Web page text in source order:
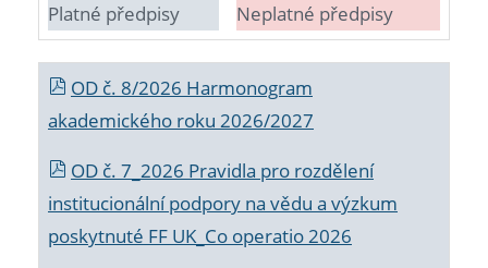
Platné předpisy Neplatné předpisy
OD č. 8/2026 Harmonogram
akademického roku 2026/2027
OD č. 7_2026 Pravidla pro rozdělení
institucionální podpory na vědu a výzkum
poskytnuté FF UK_Co operatio 2026